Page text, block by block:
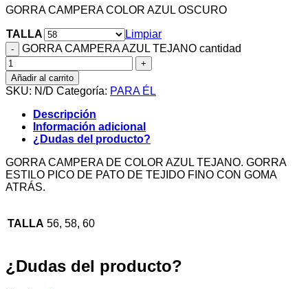
GORRA CAMPERA COLOR AZUL OSCURO
TALLA
Limpiar
GORRA CAMPERA AZUL TEJANO cantidad
Añadir al carrito
SKU: N/D Categoría: PARA ÉL
Descripción
Información adicional
¿Dudas del producto?
GORRA CAMPERA DE COLOR AZUL TEJANO. GORRA
ESTILO PICO DE PATO DE TEJIDO FINO CON GOMA
ATRÁS.
TALLA 56, 58, 60
¿Dudas del producto?